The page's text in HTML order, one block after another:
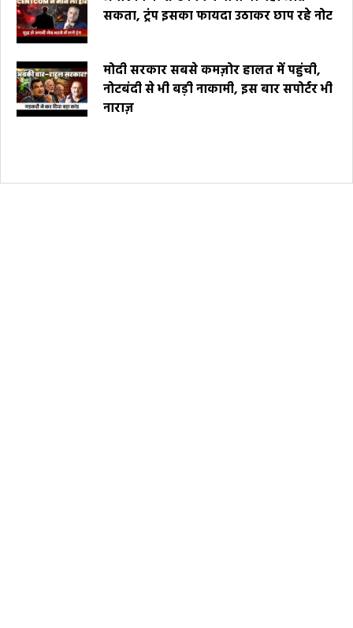
सकता, ट्रंप इसका फायदा उठाकर छाप रहे नोट
मोदी सरकार सबसे कमज़ोर हालत में पहुंची,
नोटबंदी से भी बड़ी नाकामी, इस बार सपोर्टर भी
नाराज़